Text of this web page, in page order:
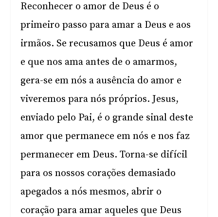
Reconhecer o amor de Deus é o
primeiro passo para amar a Deus e aos
irmãos. Se recusamos que Deus é amor
e que nos ama antes de o amarmos,
gera-se em nós a ausência do amor e
viveremos para nós próprios. Jesus,
enviado pelo Pai, é o grande sinal deste
amor que permanece em nós e nos faz
permanecer em Deus. Torna-se difícil
para os nossos corações demasiado
apegados a nós mesmos, abrir o
coração para amar aqueles que Deus